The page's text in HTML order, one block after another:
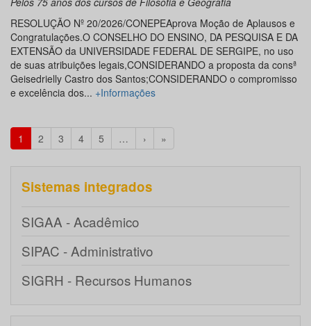
RESOLUÇÃO Nº 20/2026/CONEPEAprova Moção de Aplausos e
Congratulações.O CONSELHO DO ENSINO, DA PESQUISA E DA
EXTENSÃO da UNIVERSIDADE FEDERAL DE SERGIPE, no uso
de suas atribuições legais,CONSIDERANDO a proposta da consª
Geisedrielly Castro dos Santos;CONSIDERANDO o compromisso
e excelência dos... +Informações
1 2 3 4 5 … › »
Sistemas integrados
SIGAA - Acadêmico
SIPAC - Administrativo
SIGRH - Recursos Humanos